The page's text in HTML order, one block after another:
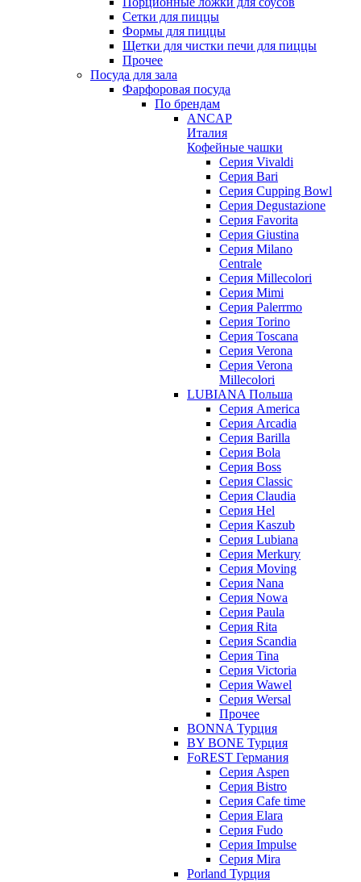
Сетки для пиццы
Формы для пиццы
Щетки для чистки печи для пиццы
Прочее
Посуда для зала
Фарфоровая посуда
По брендам
ANCAP
Италия
Кофейные чашки
Cерия Vivaldi
Серия Bari
Серия Cupping Bowl
Серия Degustazione
Серия Favorita
Серия Giustina
Серия Milano
Centrale
Серия Millecolori
Серия Mimi
Серия Palerrmo
Серия Torino
Серия Toscana
Серия Verona
Серия Verona
Millecolori
LUBIANA Польша
Серия America
Серия Arcadia
Серия Barilla
Серия Bola
Серия Boss
Серия Classic
Серия Claudia
Серия Hel
Серия Kaszub
Серия Lubiana
Серия Merkury
Серия Moving
Серия Nana
Серия Nowa
Серия Paula
Серия Rita
Серия Scandia
Серия Tina
Серия Victoria
Серия Wawel
Серия Wersal
Прочее
BONNA Турция
BY BONE Турция
FoREST Германия
Серия Aspen
Серия Bistro
Серия Cafe time
Серия Elara
Серия Fudo
Серия Impulse
Серия Mira
Porland Турция